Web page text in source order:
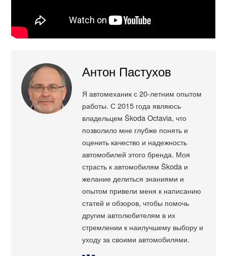
Антон Пастухов
Я автомеханик с 20-летним опытом
работы. С 2015 года являюсь
владельцем Škoda Octavia, что
позволило мне глубже понять и
оценить качество и надежность
автомобилей этого бренда. Моя
страсть к автомобилям Škoda и
желание делиться знаниями и
опытом привели меня к написанию
статей и обзоров, чтобы помочь
другим автолюбителям в их
стремлении к наилучшему выбору и
уходу за своими автомобилями.